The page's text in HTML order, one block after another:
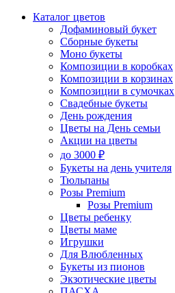
Каталог цветов
Дофаминовый букет
Сборные букеты
Моно букеты
Композиции в коробках
Композиции в корзинах
Композиции в сумочках
Свадебные букеты
День рождения
Цветы на День семьи
Акции на цветы
до 3000 ₽
Букеты на день учителя
Тюльпаны
Розы Premium
Розы Premium
Цветы ребенку
Цветы маме
Игрушки
Для Влюбленных
Букеты из пионов
Экзотические цветы